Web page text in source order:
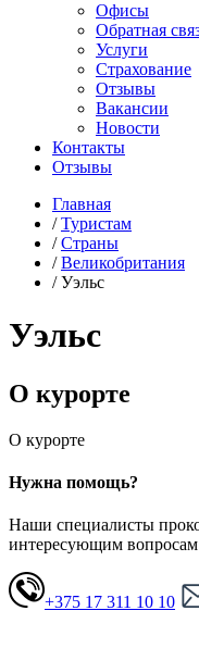
Офисы
Обратная
Услуги
Страхование
Отзывы
Вакансии
Новости
Контакты
Отзывы
Главная
/Туристам
/Страны
/Великобритания
/Уэльс
Уэльс
О курорте
О курорте
Нужна помощь?
Наши специалисты
интересующим вопросам
+375 17 311 10 10